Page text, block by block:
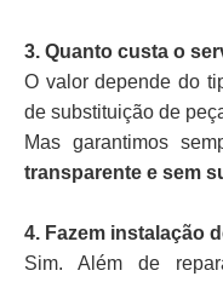
3. Quanto custa o
O valor depende do
de substituição de
Mas garantimos
transparente e sem
4. Fazem instalação
Sim. Além de